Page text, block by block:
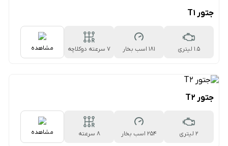
جتور T1
1.5 لیتری 181 اسب بخار ۷ سرعته دوکلاچه مشاهده
جتور T2
2 لیتری 254 اسب بخار
8 سرعته
مشاهده